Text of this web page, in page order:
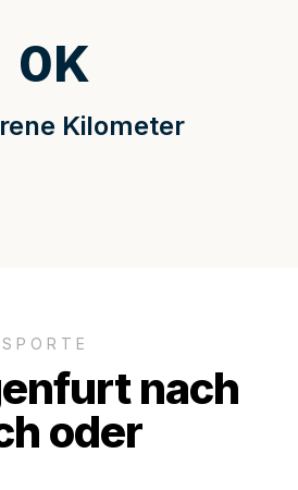
Kilometer
0K
nach
oder